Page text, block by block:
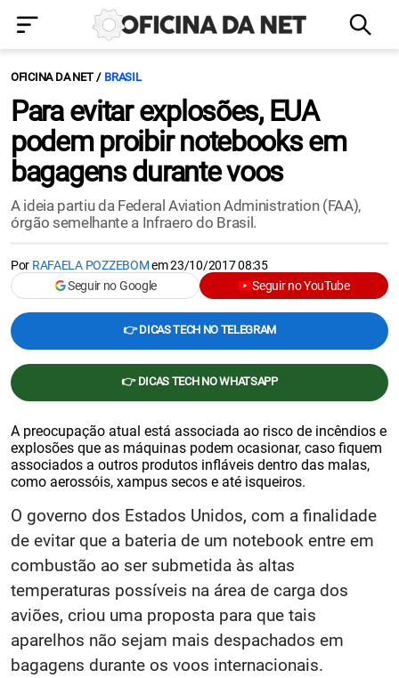
OFICINA DA NET BRASIL
Para evitar explosões, EUA
podem proibir notebooks em
bagagens durante voos
A ideia partiu da Federal Aviation Administration (FAA),
órgão semelhante a Infraero do Brasil.
Por RAFAELA POZZEBOMem23/10/2017 08:35
Seguir no Google
Seguir no YouTube
👉 DICAS TECH NO TELEGRAM
👉 DICAS TECH NO WHATSAPP
O governo dos Estados Unidos, com a finalidade
de evitar que a bateria de um notebook entre em
combustão ao ser submetida às altas
temperaturas possíveis na área de carga dos
aviões, criou uma proposta para que tais
aparelhos não sejam mais despachados em
bagagens durante os voos internacionais.
A preocupação atual está associada ao risco de incêndios e
explosões que as máquinas podem ocasionar, caso fiquem
associados a outros produtos infláveis dentro das malas,
como aerossóis, xampus secos e até isqueiros.